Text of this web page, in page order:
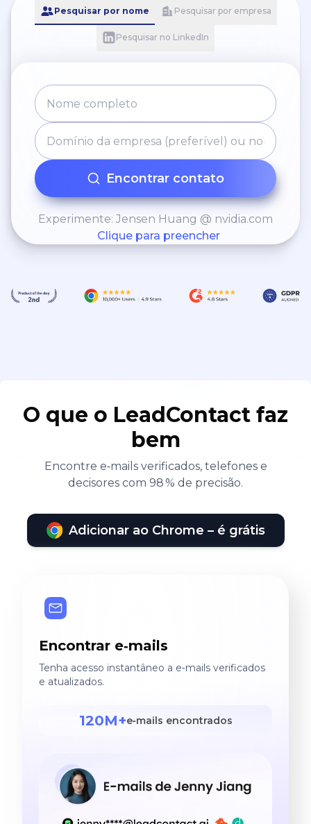
Pesquisar por nome Pesquisar por empresa
Pesquisar no LinkedIn
Encontrar contato
Experimente: Jensen Huang @ nvidia.com
Clique para preencher
O que o LeadContact faz
bem
Encontre e‑mails verificados, telefones e
decisores com 98 % de precisão.
Adicionar ao Chrome – é grátis
Encontrar e‑mails
Tenha acesso instantâneo a e‑mails verificados
e atualizados.
120M+e‑mails encontrados